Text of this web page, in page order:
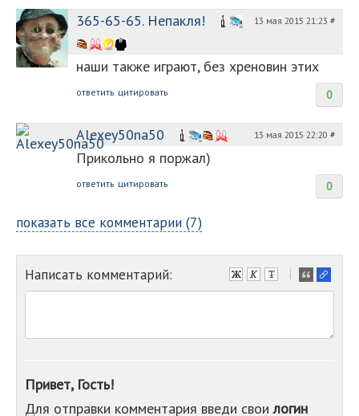
365-65-65. Непакля! 13 мая 2015 21:23 #
наши также играют, без хреновин этих
0
ответить цитировать
Alexey50na50 13 мая 2015 22:20 #
Прикольно я поржал)
0
ответить цитировать
показать все комментарии (7)
Написать комментарий:
-
-
-
-
Привет, Гость!
Для отправки комментария введи своилогин